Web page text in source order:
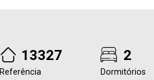
13327
Referência
2
Dormitórios